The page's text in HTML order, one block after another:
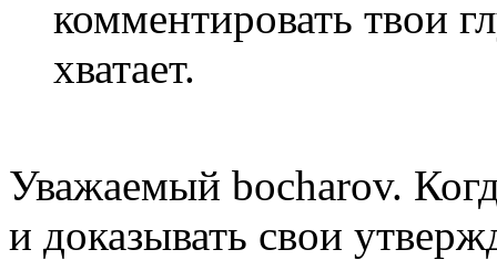
комментировать твои
хватает.
Уважаемый bocharov.
и доказывать свои